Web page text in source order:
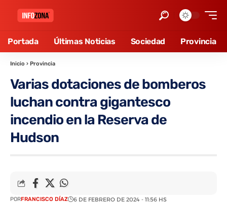
Portada Últimas Noticias Sociedad Provincia
Inicio › Provincia
Varias dotaciones de bomberos
luchan contra gigantesco
incendio en la Reserva de
Hudson
PORFRANCISCO DÍAZ 6 DE FEBRERO DE 2024 - 11:56 HS